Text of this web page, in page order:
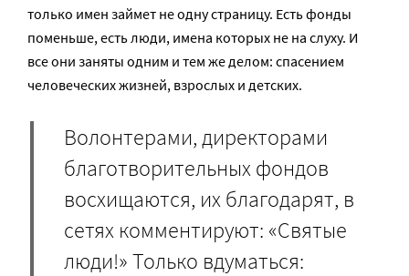
только имен займет не одну страницу. Есть фонды
поменьше, есть люди, имена которых не на слуху. И
все они заняты одним и тем же делом: спасением
человеческих жизней, взрослых и детских.
Волонтерами, директорами
благотворительных фондов
восхищаются, их благодарят, в
сетях комментируют: «Святые
люди!» Только вдуматься: